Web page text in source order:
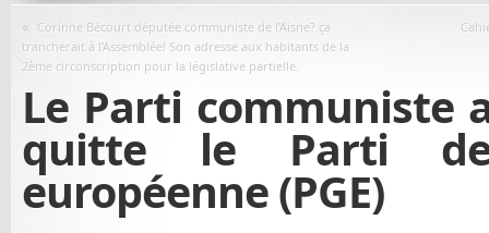
« Corinne Bécourt députée communiste de l’Aisne? ça
trancherait à l’Assemblée! Son adresse aux habitants de la
2ème circonscription pour la législative partielle.
Le Parti communiste
quitte le Parti
européenne (PGE)